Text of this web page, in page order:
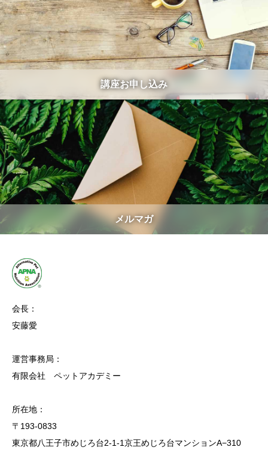
講座お申し込み
メルマガ
会長：
安藤愛
運営事務局：
有限会社 ペットアカデミー
所在地：
〒193-0833
東京都八王子市めじろ台2-1-1京王めじろ台マンションA−310